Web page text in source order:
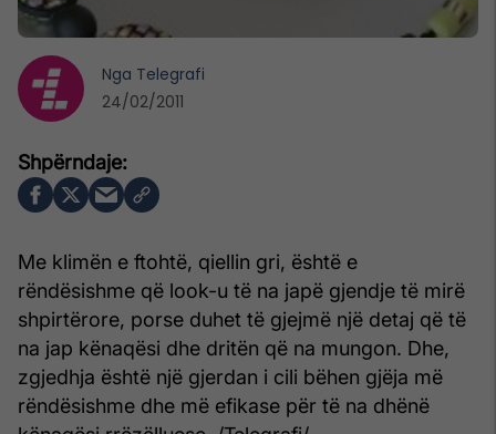
Me klimën e ftohtë, qiellin gri, është e
rëndësishme që look-u të na japë gjendje të mirë
shpirtërore, porse duhet të gjejmë një detaj që të
na jap kënaqësi dhe dritën që na mungon. Dhe,
zgjedhja është një gjerdan i cili bëhen gjëja më
rëndësishme dhe më efikase për të na dhënë
Nga Telegrafi
24/02/2011